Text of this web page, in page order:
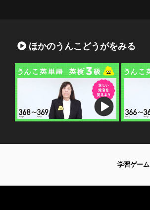
ほかのうんこどうがをみる
学習ゲーム